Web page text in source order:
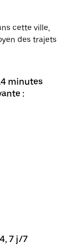
cette ville,
des trajets
minutes
:
7 j/7